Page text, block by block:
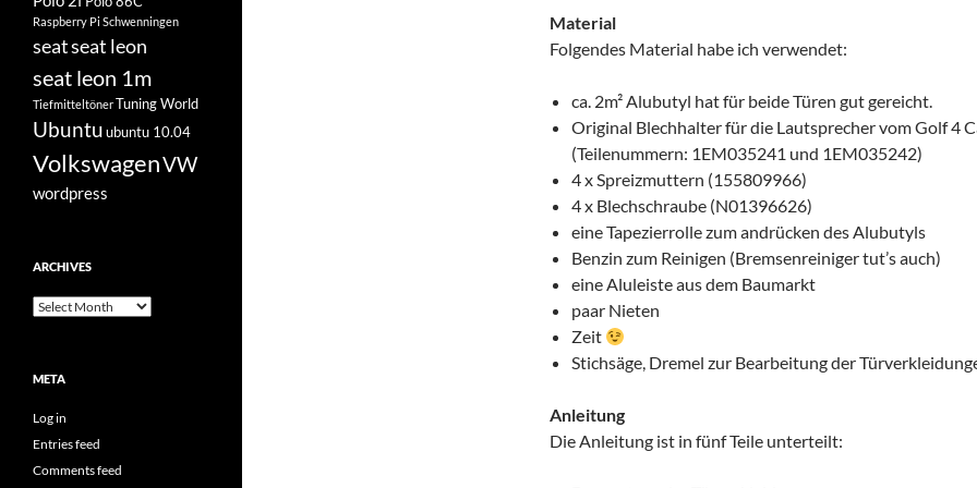
Material
Folgendes Material habe ich verwendet:
ca. 2m² Alubutyl hat für beide Türen gut gereicht.
Original Blechhalter für die Lautsprecher vom Golf 4
(Teilenummern: 1EM035241 und 1EM035242)
4 x Spreizmuttern (155809966)
4 x Blechschraube (N01396626)
eine Tapezierrolle zum andrücken des Alubutyls
Benzin zum Reinigen (Bremsenreiniger tut’s auch)
eine Aluleiste aus dem Baumarkt
paar Nieten
Zeit
Stichsäge, Dremel zur Bearbeitung der
Anleitung
Die Anleitung ist in fünf Teile unterteilt:
Raspberry Pi Schwenningen
seatseat leon
seat leon 1m
TiefmitteltönerTuning World
Ubuntuubuntu 10.04
VolkswagenVW
wordpress
ARCHIVES
Archives
META
Log in
Entries feed
Comments feed